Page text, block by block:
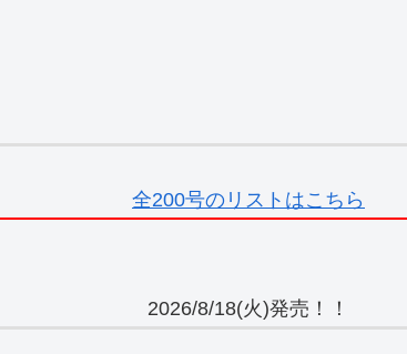
全200号のリストはこちら
2026/8/18(火)発売！！